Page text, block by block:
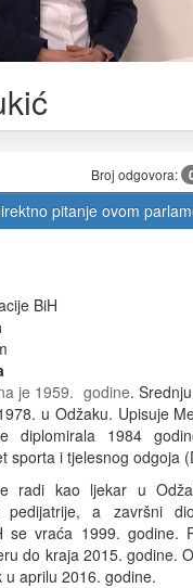
Broj odgovora:
pitanje ovom
BiH
je 1959. godine.
u Odžaku. Upisuje
diplomirala 1984
sporta i tjelesnog odgoja
radi kao ljekar u
pedijatrije, a završni
se vraća 1999. godine.
do kraja 2015. godine.
u aprilu 2016. godine.